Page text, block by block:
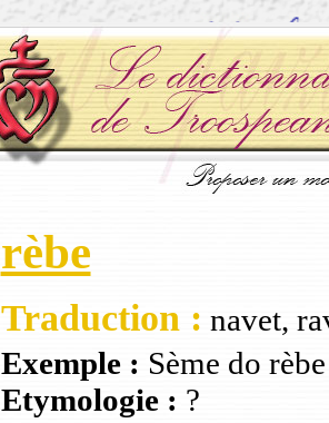
rèbe
Traduction : navet,
Exemple : Sème do
Etymologie : ?